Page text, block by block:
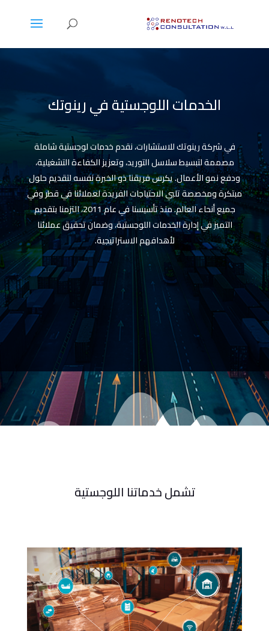
الخدمات اللوجستية في رينوتك
في شركة رينوتك للاستشارات، نقدم خدمات لوجستية شاملة
مصممة لتبسيط سلاسل التوريد، وتعزيز الكفاءة التشغيلية،
ودفع نمو الأعمال. يكرس فريقنا ذو الخبرة نفسه لتقديم حلول
مبتكرة ومخصصة تلبي الاحتياجات الفريدة لعملائنا في قطر وفي
جميع أنحاء العالم. منذ تأسيسنا في عام 2011، التزمنا بتقديم
التميز في إدارة الخدمات اللوجستية، وضمان تحقيق عملائنا
لأهدافهم الاستراتيجية.
تشمل خدماتنا اللوجستية